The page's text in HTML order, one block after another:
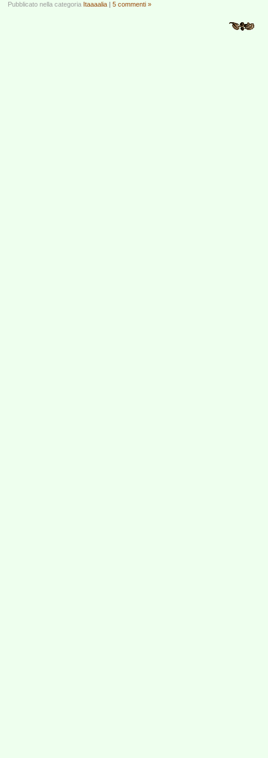
Pubblicato nella categoria Itaaaalia | 5 commenti »